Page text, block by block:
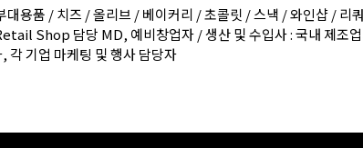
용품 / 치즈 / 올리브 / 베이커리 / 초콜릿 / 스낵 / 와인샵 / 리
Shop 담당 MD, 예비창업자 / 생산 및 수입사 : 국내 제조
각 기업 마케팅 및 행사 담당자